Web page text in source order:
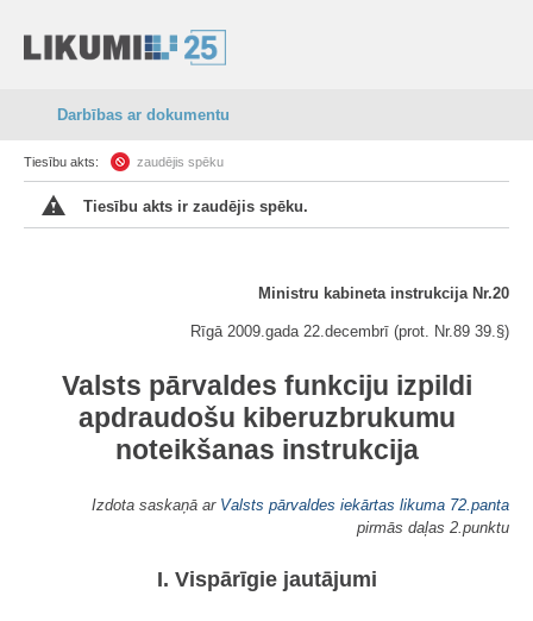
Darbības ar dokumentu
Tiesību akts: zaudējis spēku
Tiesību akts ir zaudējis spēku.
Ministru kabineta instrukcija Nr.20
Rīgā 2009.gada 22.decembrī (prot. Nr.89 39.§)
Valsts pārvaldes funkciju izpildi
apdraudošu kiberuzbrukumu
noteikšanas instrukcija
Izdota saskaņā ar Valsts pārvaldes iekārtas likuma 72.panta
pirmās daļas 2.punktu
I. Vispārīgie jautājumi